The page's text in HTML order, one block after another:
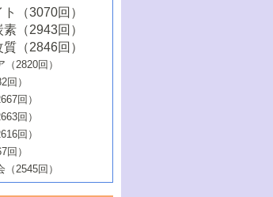
・対面開催）
術の最新動向
討論会（2020年・工学
る含窒素有機化合物変
低減に向けた自動車排
発
討論会（2019年・大阪
討論会（2018年・東京
いを解き明かす最先端
の有効利用のための触
討論会（2017年・首都
端～とびたて若き研究
端～とびたて若き研究
端～とびたて若き研究
と燃料電池・電解合成
論会（2016年・大阪府
媒の最近の進展
料電池（SOFC）におけ
での燃料直接改質技術
の制御による触媒機能
その周辺技術の最近の
論会（2015年・成蹊大
に関する最新の研究動
けた近年のアプローチ
ギーの有効活用に貢献
レート
論会（2014年・ロワジ
池システム用触媒にお
ル重合の最近の動向
工業的展開に関する触
密構造制御とその活用
品製造のための固体触
状態解析から新機能開拓
利用技術における最近
論会
の最新動向
の最新動向
質変換反応の新展開
化成品合成の新潮流
合金触媒の新展開
論会
察法の進歩（１）
察法の進歩（２）
媒的活性化による有機
と長寿命触媒開発
論会
新機能
びその環境の精密な設
機能化
注目を集める材料－
論会
媒の現状と課題
に向けた水素製造・貯
のこの10年，半世紀，
論会
の合成と触媒
論会近の進歩
（3070回）
（2943回）
（2846回）
（2820回）
回）
回）
回）
回）
回）
2545回）